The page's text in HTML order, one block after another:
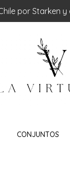
por Starken y
CONJUNTOS